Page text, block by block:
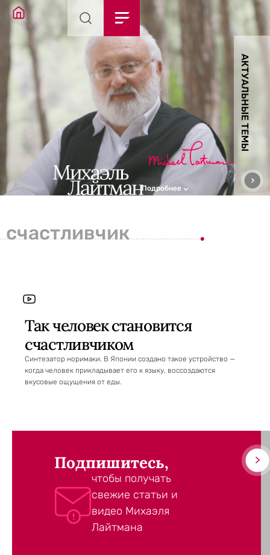
АКТУАЛЬНЫЕ ТЕМЫ
Подробнее
счастливчик
Так человек становится
счастливчиком
Синтезатор норимаки. В Японии создано такое устройство —
когда человек прикладывает его к языку, воссоздаются
вкусовые ощущения от еды.
Подпишитесь,
чтобы получать
свежие статьи и
видео Михаэля
Лайтмана